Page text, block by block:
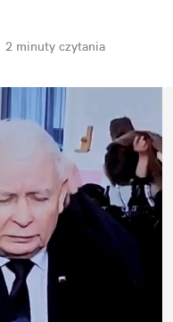
2 minuty czytania